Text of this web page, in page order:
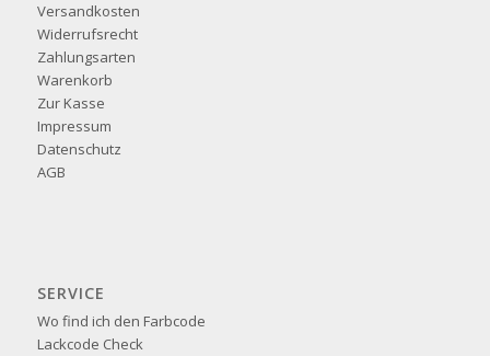
Versandkosten
Widerrufsrecht
Zahlungsarten
Warenkorb
Zur Kasse
Impressum
Datenschutz
AGB
SERVICE
Wo find ich den Farbcode
Lackcode Check